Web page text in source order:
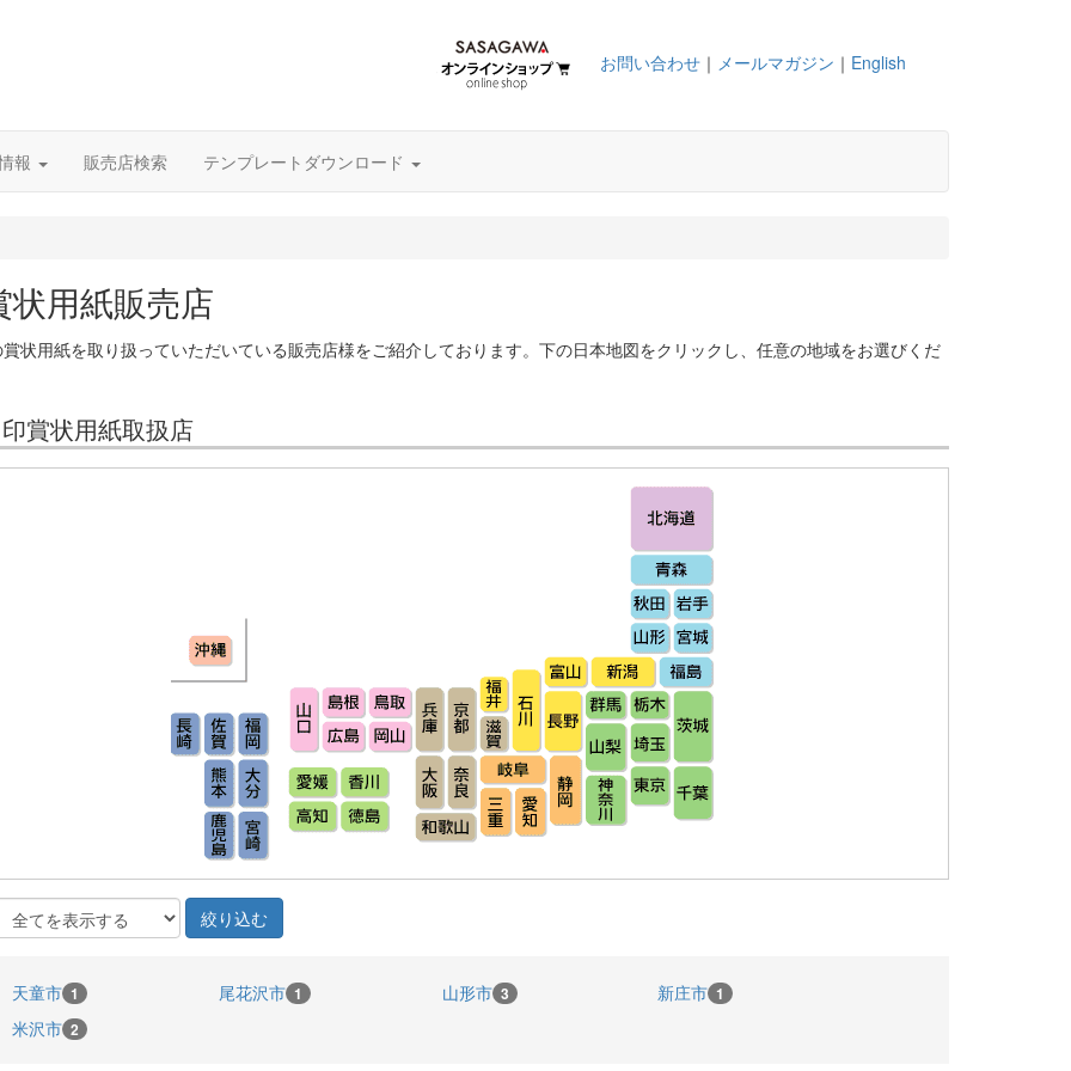
お問い合わせ｜ メールマガジン ｜ English
報 販売店検索 テンプレートダウンロード
用紙販売店
状用紙を取り扱っていただいている販売店様をご紹介しております。下の日本地図をクリックし、任意の地域をお選びくだ
賞状用紙取扱店
天童市 1 尾花沢市 1 山形市 3 新庄市 1
米沢市 2